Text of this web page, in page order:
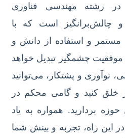
در رشته مهندسی فناوری
چالش‌برانگیز است که با
مستمر و استفاده از دانش و
چشمگیر تبدیل خواهد
نوآوری و پشتکار، می‌توانید
خلق کنید و گامی محکم در
بردارید. همواره به یاد
این راه، تجربه و بینش شما